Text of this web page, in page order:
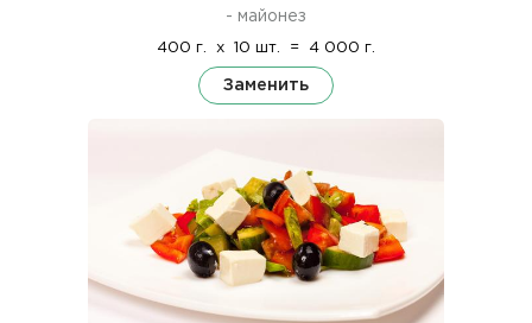
- майонез
400 г. x 10 шт. = 4 000 г.
Заменить